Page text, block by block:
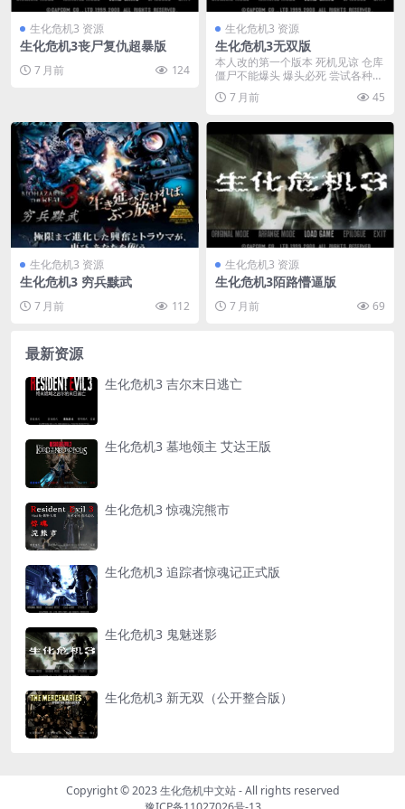
生化危机3 资源
生化危机3丧尸复仇超暴版
7 月前 124
生化危机3 资源
生化危机3无双版
本人改的第一个版本 死机见谅 仓库
僵尸不能爆头 爆头必死 尝试各种药
品组合 你会...
7 月前 45
生化危机3 资源
生化危机3 穷兵黩武
7 月前 112
生化危机3 资源
生化危机3陌路懵逼版
7 月前 69
最新资源
生化危机3 吉尔末日逃亡
生化危机3 墓地领主 艾达王版
生化危机3 惊魂浣熊市
生化危机3 追踪者惊魂记正式版
生化危机3 鬼魅迷影
生化危机3 新无双（公开整合版）
Copyright © 2023生化危机中文站- All rights reserved